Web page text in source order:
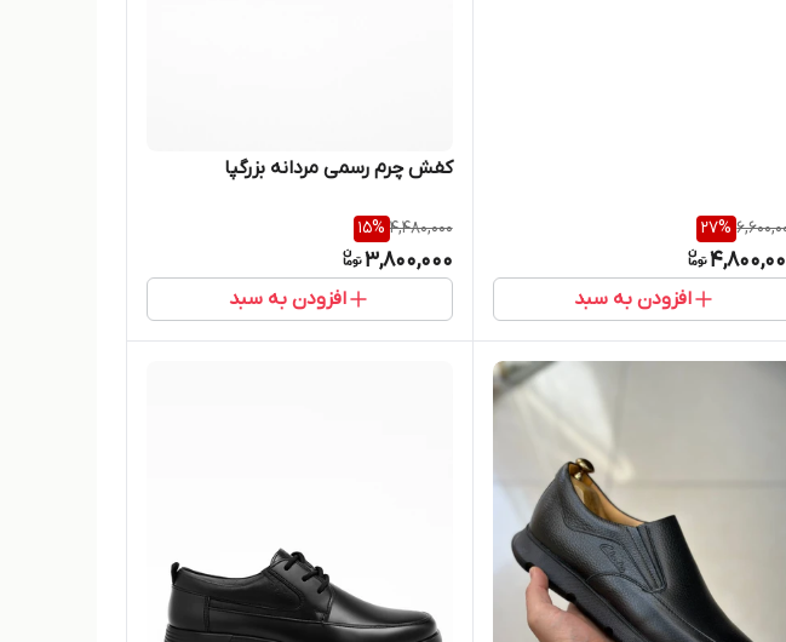
27%
افزودن به سبد
کفش چرم رسمی مردانه بزرگپا
4,480,000
15%
3,800,000
افزودن به سبد